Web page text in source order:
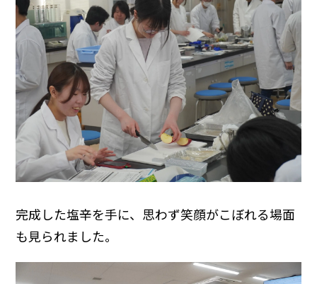
完成した塩辛を手に、思わず笑顔がこぼれる場面
も見られました。